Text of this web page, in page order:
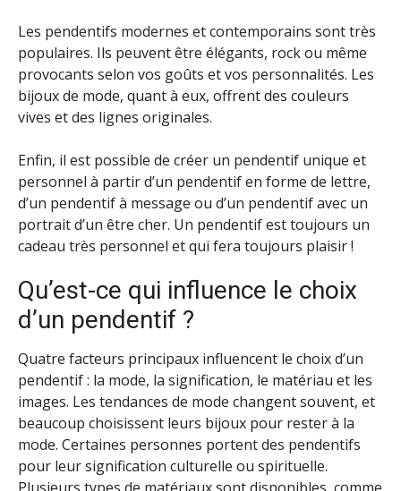
Les pendentifs modernes et contemporains sont très
populaires. Ils peuvent être élégants, rock ou même
provocants selon vos goûts et vos personnalités. Les
bijoux de mode, quant à eux, offrent des couleurs
vives et des lignes originales.
Enfin, il est possible de créer un pendentif unique et
personnel à partir d’un pendentif en forme de lettre,
d’un pendentif à message ou d’un pendentif avec un
portrait d’un être cher. Un pendentif est toujours un
cadeau très personnel et qui fera toujours plaisir !
Qu’est-ce qui influence le choix
d’un pendentif ?
Quatre facteurs principaux influencent le choix d’un
pendentif : la mode, la signification, le matériau et les
images. Les tendances de mode changent souvent, et
beaucoup choisissent leurs bijoux pour rester à la
mode. Certaines personnes portent des pendentifs
pour leur signification culturelle ou spirituelle.